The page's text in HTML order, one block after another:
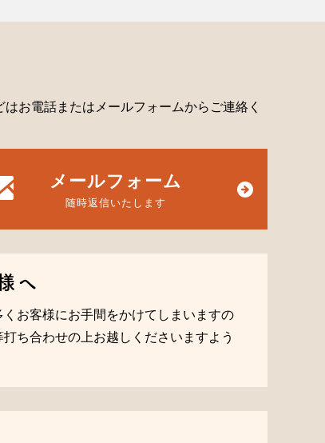
お電話またはメールフォームからご連絡く
メールフォーム
随時返信いたします
へ
お客様にお手間をかけてしまいますの
ち合わせの上お越しくださいますよう